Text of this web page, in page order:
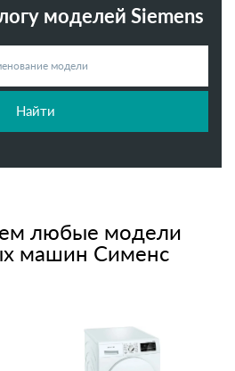
моделей Siemens
Найти
любые модели
машин Сименс